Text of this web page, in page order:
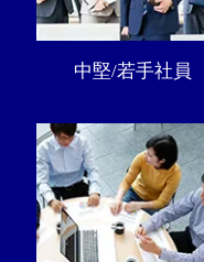
中堅/若手社員